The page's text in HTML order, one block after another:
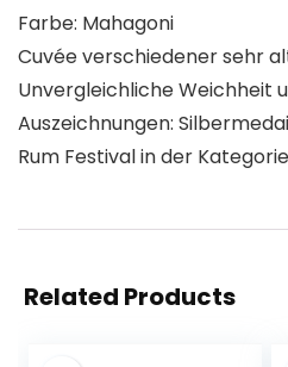
Farbe: Mahagoni
Cuvée verschiedener sehr
Unvergleichliche Weichheit
Auszeichnungen:
Rum Festival in der
Related Products